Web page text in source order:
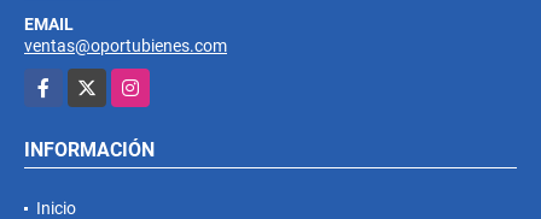
EMAIL
ventas@oportubienes.com
Facebook
Instagram
INFORMACIÓN
Inicio